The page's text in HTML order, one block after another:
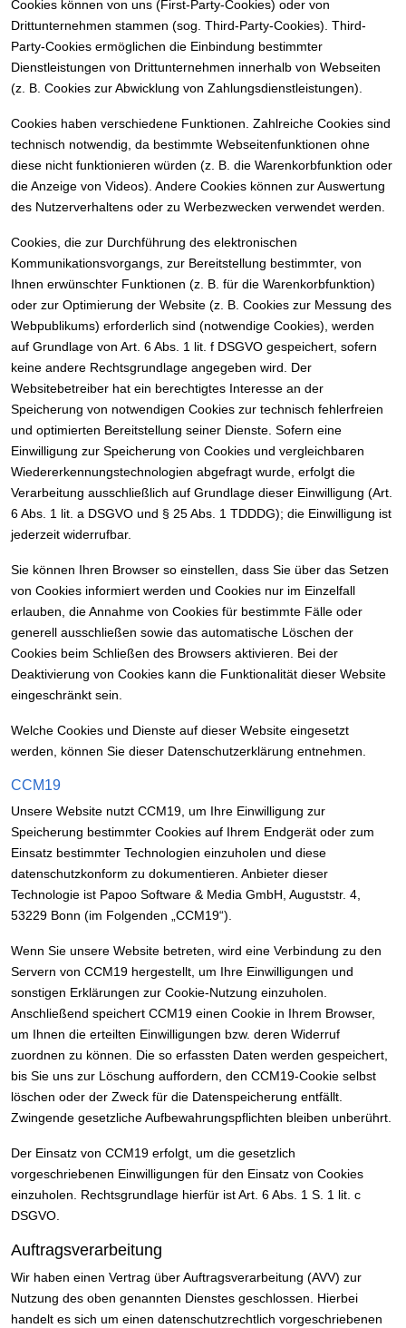
Cookies können von uns (First-Party-Cookies) oder von
Drittunternehmen stammen (sog. Third-Party-Cookies). Third-
Party-Cookies ermöglichen die Einbindung bestimmter
Dienstleistungen von Drittunternehmen innerhalb von Webseiten
(z. B. Cookies zur Abwicklung von Zahlungsdienstleistungen).
Cookies haben verschiedene Funktionen. Zahlreiche Cookies sind
technisch notwendig, da bestimmte Webseitenfunktionen ohne
diese nicht funktionieren würden (z. B. die Warenkorbfunktion oder
die Anzeige von Videos). Andere Cookies können zur Auswertung
des Nutzerverhaltens oder zu Werbezwecken verwendet werden.
Cookies, die zur Durchführung des elektronischen
Kommunikationsvorgangs, zur Bereitstellung bestimmter, von
Ihnen erwünschter Funktionen (z. B. für die Warenkorbfunktion)
oder zur Optimierung der Website (z. B. Cookies zur Messung des
Webpublikums) erforderlich sind (notwendige Cookies), werden
auf Grundlage von Art. 6 Abs. 1 lit. f DSGVO gespeichert, sofern
keine andere Rechtsgrundlage angegeben wird. Der
Websitebetreiber hat ein berechtigtes Interesse an der
Speicherung von notwendigen Cookies zur technisch fehlerfreien
und optimierten Bereitstellung seiner Dienste. Sofern eine
Einwilligung zur Speicherung von Cookies und vergleichbaren
Wiedererkennungstechnologien abgefragt wurde, erfolgt die
Verarbeitung ausschließlich auf Grundlage dieser Einwilligung (Art.
6 Abs. 1 lit. a DSGVO und § 25 Abs. 1 TDDDG); die Einwilligung ist
jederzeit widerrufbar.
Sie können Ihren Browser so einstellen, dass Sie über das Setzen
von Cookies informiert werden und Cookies nur im Einzelfall
erlauben, die Annahme von Cookies für bestimmte Fälle oder
generell ausschließen sowie das automatische Löschen der
Cookies beim Schließen des Browsers aktivieren. Bei der
Deaktivierung von Cookies kann die Funktionalität dieser Website
eingeschränkt sein.
Welche Cookies und Dienste auf dieser Website eingesetzt
werden, können Sie dieser Datenschutzerklärung entnehmen.
CCM19
Unsere Website nutzt CCM19, um Ihre Einwilligung zur
Speicherung bestimmter Cookies auf Ihrem Endgerät oder zum
Einsatz bestimmter Technologien einzuholen und diese
datenschutzkonform zu dokumentieren. Anbieter dieser
Technologie ist Papoo Software & Media GmbH, Auguststr. 4,
53229 Bonn (im Folgenden „CCM19“).
Wenn Sie unsere Website betreten, wird eine Verbindung zu den
Servern von CCM19 hergestellt, um Ihre Einwilligungen und
sonstigen Erklärungen zur Cookie-Nutzung einzuholen.
Anschließend speichert CCM19 einen Cookie in Ihrem Browser,
um Ihnen die erteilten Einwilligungen bzw. deren Widerruf
zuordnen zu können. Die so erfassten Daten werden gespeichert,
bis Sie uns zur Löschung auffordern, den CCM19-Cookie selbst
löschen oder der Zweck für die Datenspeicherung entfällt.
Zwingende gesetzliche Aufbewahrungspflichten bleiben unberührt.
Der Einsatz von CCM19 erfolgt, um die gesetzlich
vorgeschriebenen Einwilligungen für den Einsatz von Cookies
einzuholen. Rechtsgrundlage hierfür ist Art. 6 Abs. 1 S. 1 lit. c
DSGVO.
Auftragsverarbeitung
Wir haben einen Vertrag über Auftragsverarbeitung (AVV) zur
Nutzung des oben genannten Dienstes geschlossen. Hierbei
handelt es sich um einen datenschutzrechtlich vorgeschriebenen